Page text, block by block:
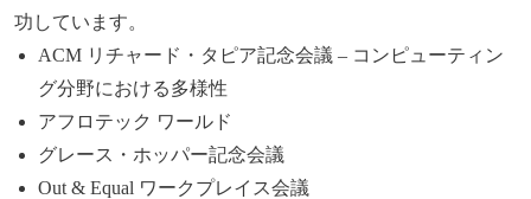
功しています。
ACM リチャード・タピア記念会議 – コンピューティン
グ分野における多様性
アフロテック ワールド
グレース・ホッパー記念会議
Out & Equal ワークプレイス会議